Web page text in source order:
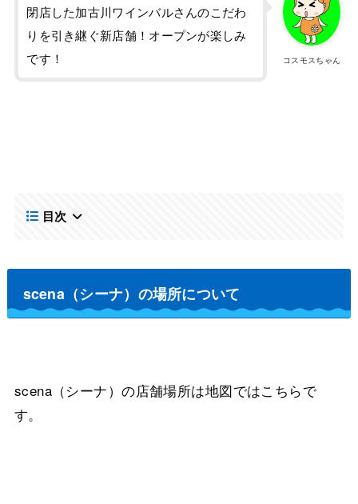
コスモスちゃん
閉店した加古川ワインバルさんのこだわ
りを引き継ぐ新店舗！オープンが楽しみ
です！
目次
scena（シーナ）の場所について
scena（シーナ）の店舗場所は地図ではこちらで
す。